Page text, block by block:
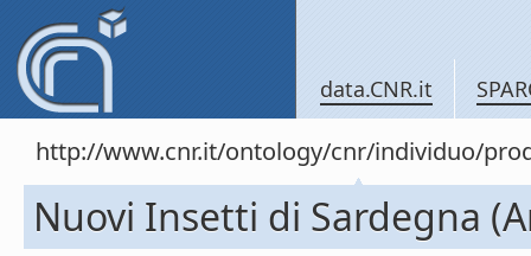
data.CNR.it
http://www.cnr.it/ontology/cnr/individuo/
Nuovi Insetti di Sardegna